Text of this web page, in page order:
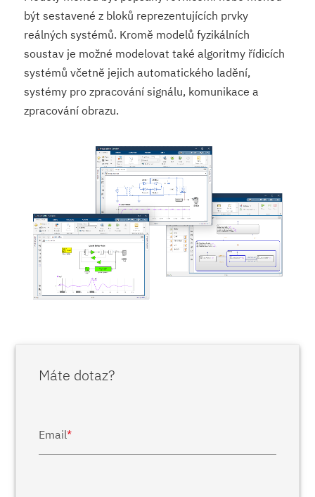
být sestavené z bloků reprezentujících prvky
reálných systémů. Kromě modelů fyzikálních
soustav je možné modelovat také algoritmy řídicích
systémů včetně jejich automatického ladění,
systémy pro zpracování signálu, komunikace a
zpracování obrazu.
Máte dotaz?
Email*